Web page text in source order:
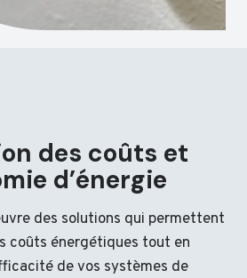
des coûts et
d’énergie
des solutions qui permettent
coûts énergétiques tout en
de vos systèmes de